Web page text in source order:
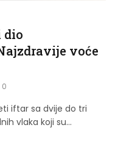
dio
voće
0
iftar sa dvije do tri
vlaka koji su…